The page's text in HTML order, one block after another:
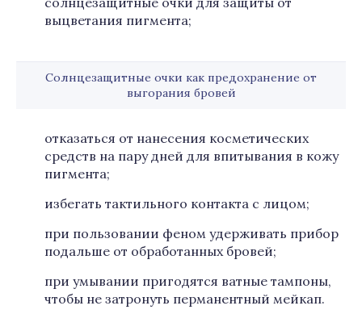
выцветания пигмента;
Солнцезащитные очки как предохранение от
выгорания бровей
отказаться от нанесения косметических
средств на пару дней для впитывания в кожу
пигмента;
избегать тактильного контакта с лицом;
при пользовании феном удерживать прибор
подальше от обработанных бровей;
при умывании пригодятся ватные тампоны,
чтобы не затронуть перманентный мейкап.